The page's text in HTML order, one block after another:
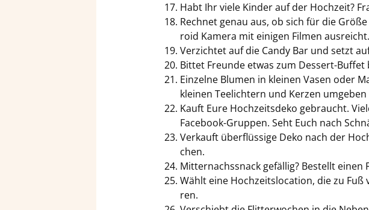
Habt Ihr viele Kin­der auf der Hoch­zeit?
Rech­net genau aus, ob sich für die
roid Ka­me­ra mit ei­ni­gen Fil­men aus­reicht.
Ver­zich­tet auf die Candy Bar und setzt
Bit­tet Freun­de etwas zum Dessert-​Buffet
Ein­zel­ne Blu­men in klei­nen Vasen oder
klei­nen Tee­lich­tern und Ker­zen
Kauft Eure Hoch­zeits­de­ko ge­braucht.
Facebook-​Gruppen. Seht Euch nach
Ver­kauft über­flüs­si­ge Deko nach der
chen.
Mit­ter­nachss­nack ge­fäl­lig? Be­stellt einen
Wählt eine Hoch­zeits­lo­ca­ti­on, die zu
ren.